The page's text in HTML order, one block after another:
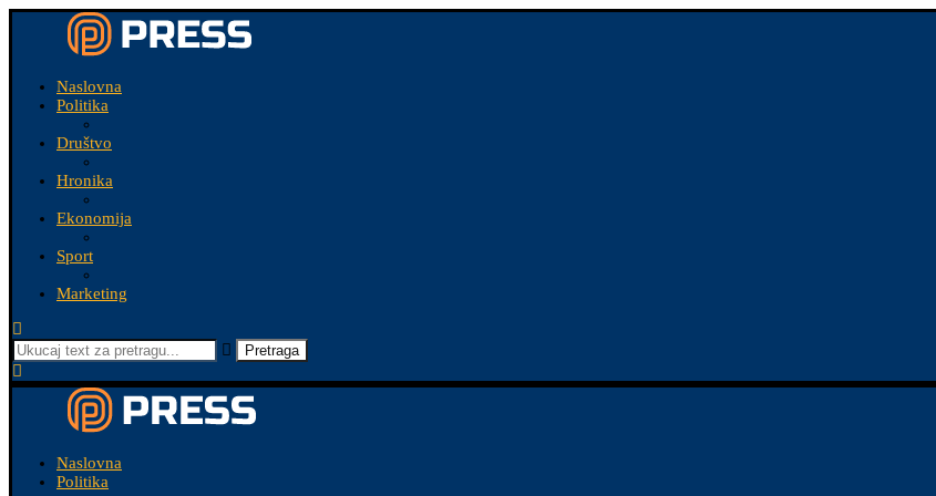
Naslovna
Politika
Društvo
Hronika
Ekonomija
Sport
Marketing
Pretraga
Naslovna
Politika